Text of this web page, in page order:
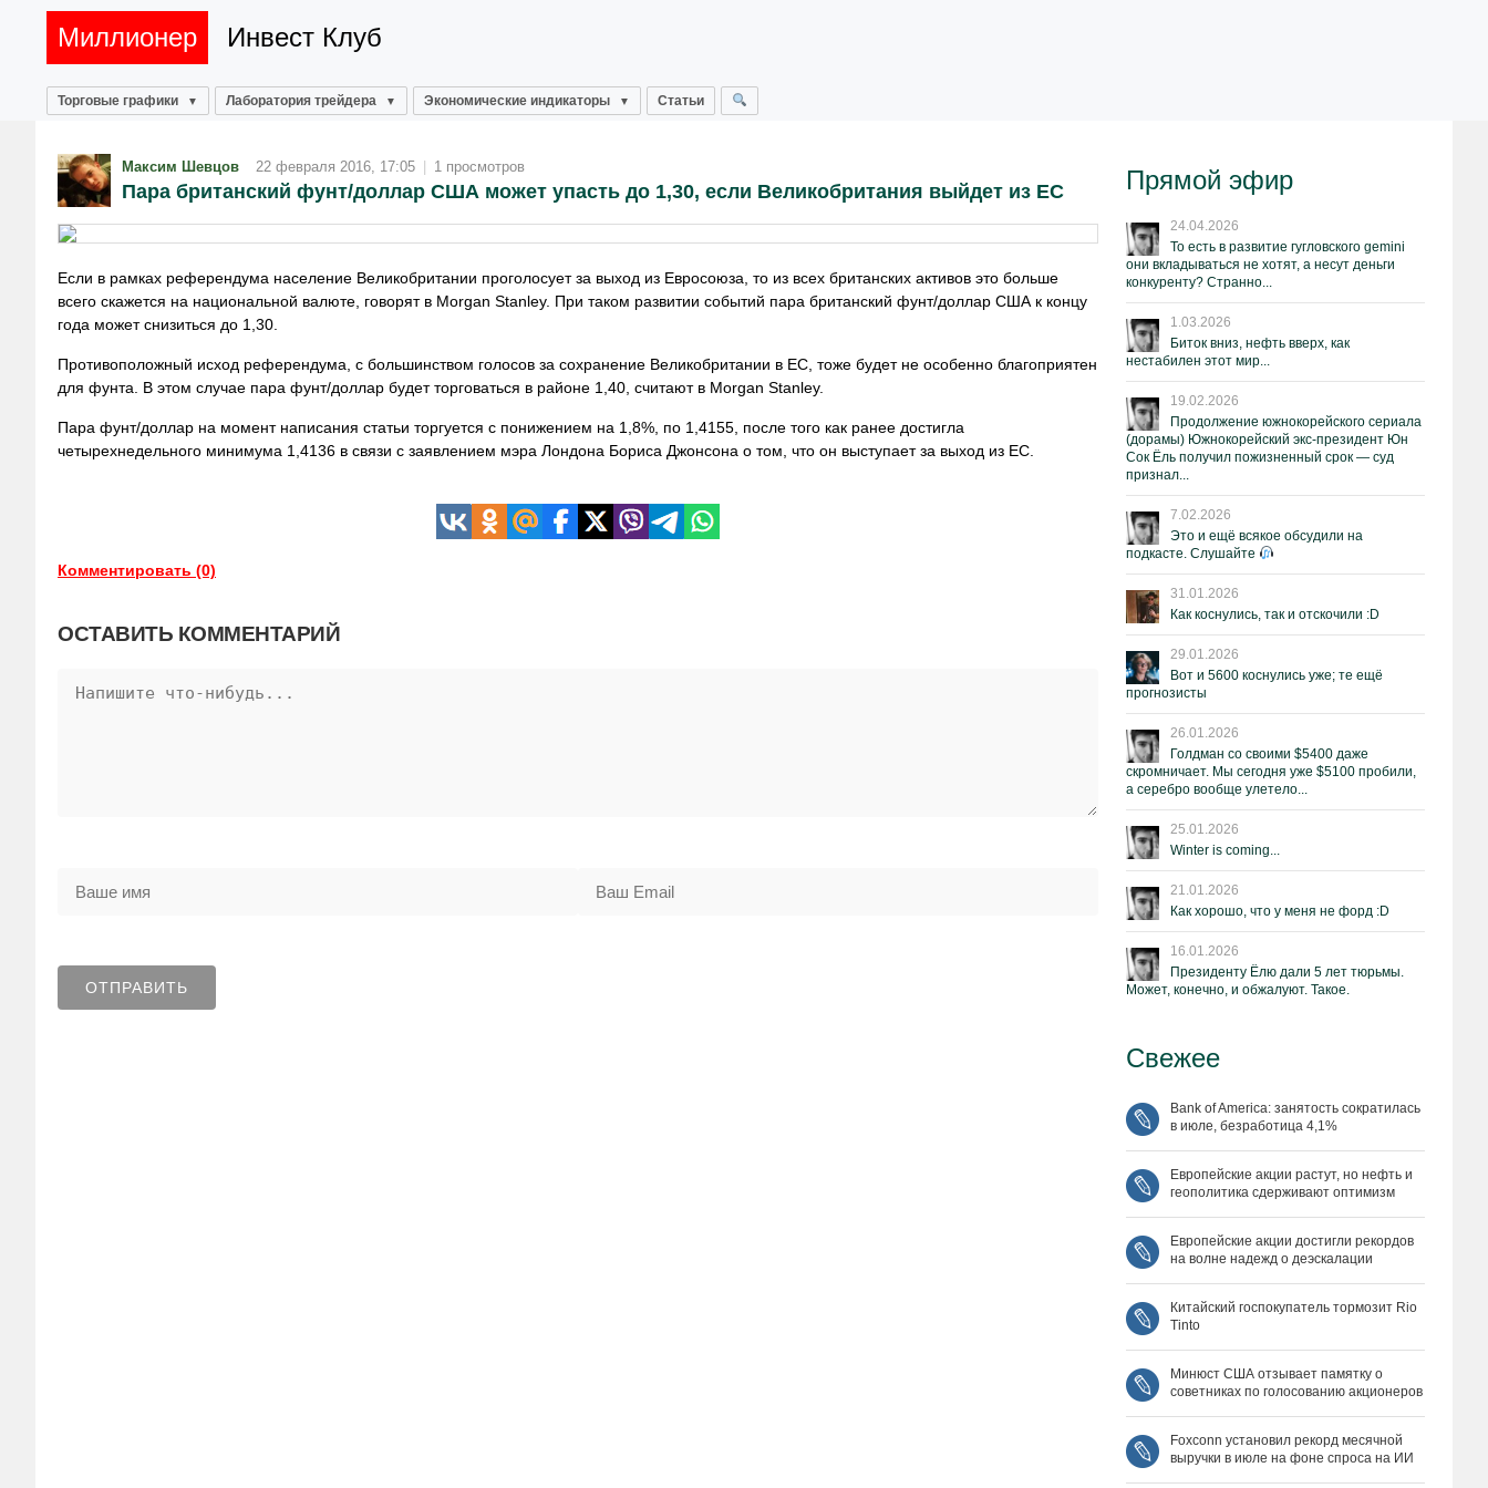
Миллионер Инвест Клуб
Торговые графики Лаборатория трейдера Экономические индикаторы Статьи
Максим Шевцов 22 февраля 2016, 17:05 | 1 просмотров
Пара британский фунт/доллар США может упасть до 1,30, если Великобритания выйдет из ЕС
Если в рамках референдума население Великобритании проголосует за выход из Евросоюза, то из всех британских активов это больше
всего скажется на национальной валюте, говорят в Morgan Stanley. При таком развитии событий пара британский фунт/доллар США к концу
года может снизиться до 1,30.
Противоположный исход референдума, с большинством голосов за сохранение Великобритании в ЕС, тоже будет не особенно благоприятен
для фунта. В этом случае пара фунт/доллар будет торговаться в районе 1,40, считают в Morgan Stanley.
Пара фунт/доллар на момент написания статьи торгуется с понижением на 1,8%, по 1,4155, после того как ранее достигла
четырехнедельного минимума 1,4136 в связи с заявлением мэра Лондона Бориса Джонсона о том, что он выступает за выход из ЕС.
Комментировать (0)
ОСТАВИТЬ КОММЕНТАРИЙ
Прямой эфир
24.04.2026
То есть в развитие гугловского gemini
они вкладываться не хотят, а несут деньги
конкуренту? Странно...
1.03.2026
Биток вниз, нефть вверх, как
нестабилен этот мир...
19.02.2026
Продолжение южнокорейского сериала
(дорамы) Южнокорейский экс-президент Юн
Сок Ёль получил пожизненный срок — суд
признал...
7.02.2026
Это и ещё всякое обсудили на
подкасте. Слушайте
31.01.2026
Как коснулись, так и отскочили :D
29.01.2026
Вот и 5600 коснулись уже; те ещё
прогнозисты
26.01.2026
Голдман со своими $5400 даже
скромничает. Мы сегодня уже $5100 пробили,
а серебро вообще улетело...
25.01.2026
Winter is coming...
21.01.2026
Как хорошо, что у меня не форд :D
16.01.2026
Президенту Ёлю дали 5 лет тюрьмы.
Может, конечно, и обжалуют. Такое.
Свежее
Bank of America: занятость сократилась
в июле, безработица 4,1%
Европейские акции растут, но нефть и
геополитика сдерживают оптимизм
Европейские акции достигли рекордов
на волне надежд о деэскалации
Китайский госпокупатель тормозит Rio
Tinto
Минюст США отзывает памятку о
советниках по голосованию акционеров
Foxconn установил рекорд месячной
выручки в июле на фоне спроса на ИИ